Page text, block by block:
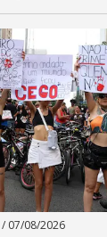
/ 07/08/2026